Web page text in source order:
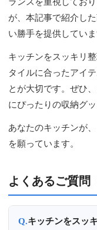
が、本記事で紹介し
い勝手を提供していま
キッチンをスッキリ
タイルに合ったアイ
とが大切です。ぜひ
にぴったりの収納グ
あなたのキッチンが
を願っています。
よくあるご質問
キッチンをスッ